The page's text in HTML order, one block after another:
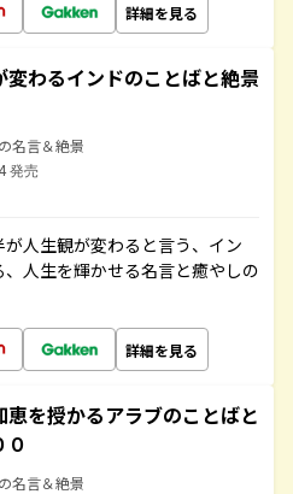
詳細を見る
変わるインドのことばと絶景
名言＆絶景
発売
人生観が変わると言う、イン
人生を輝かせる名言と癒やしの
詳細を見る
恵を授かるアラブのことばと
０
名言＆絶景